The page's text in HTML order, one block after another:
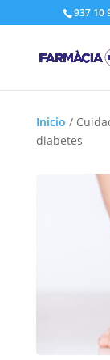
937 10
Inicio /
diabetes